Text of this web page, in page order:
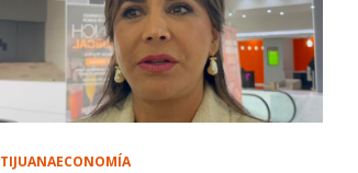
TIJUANAECONOMÍA